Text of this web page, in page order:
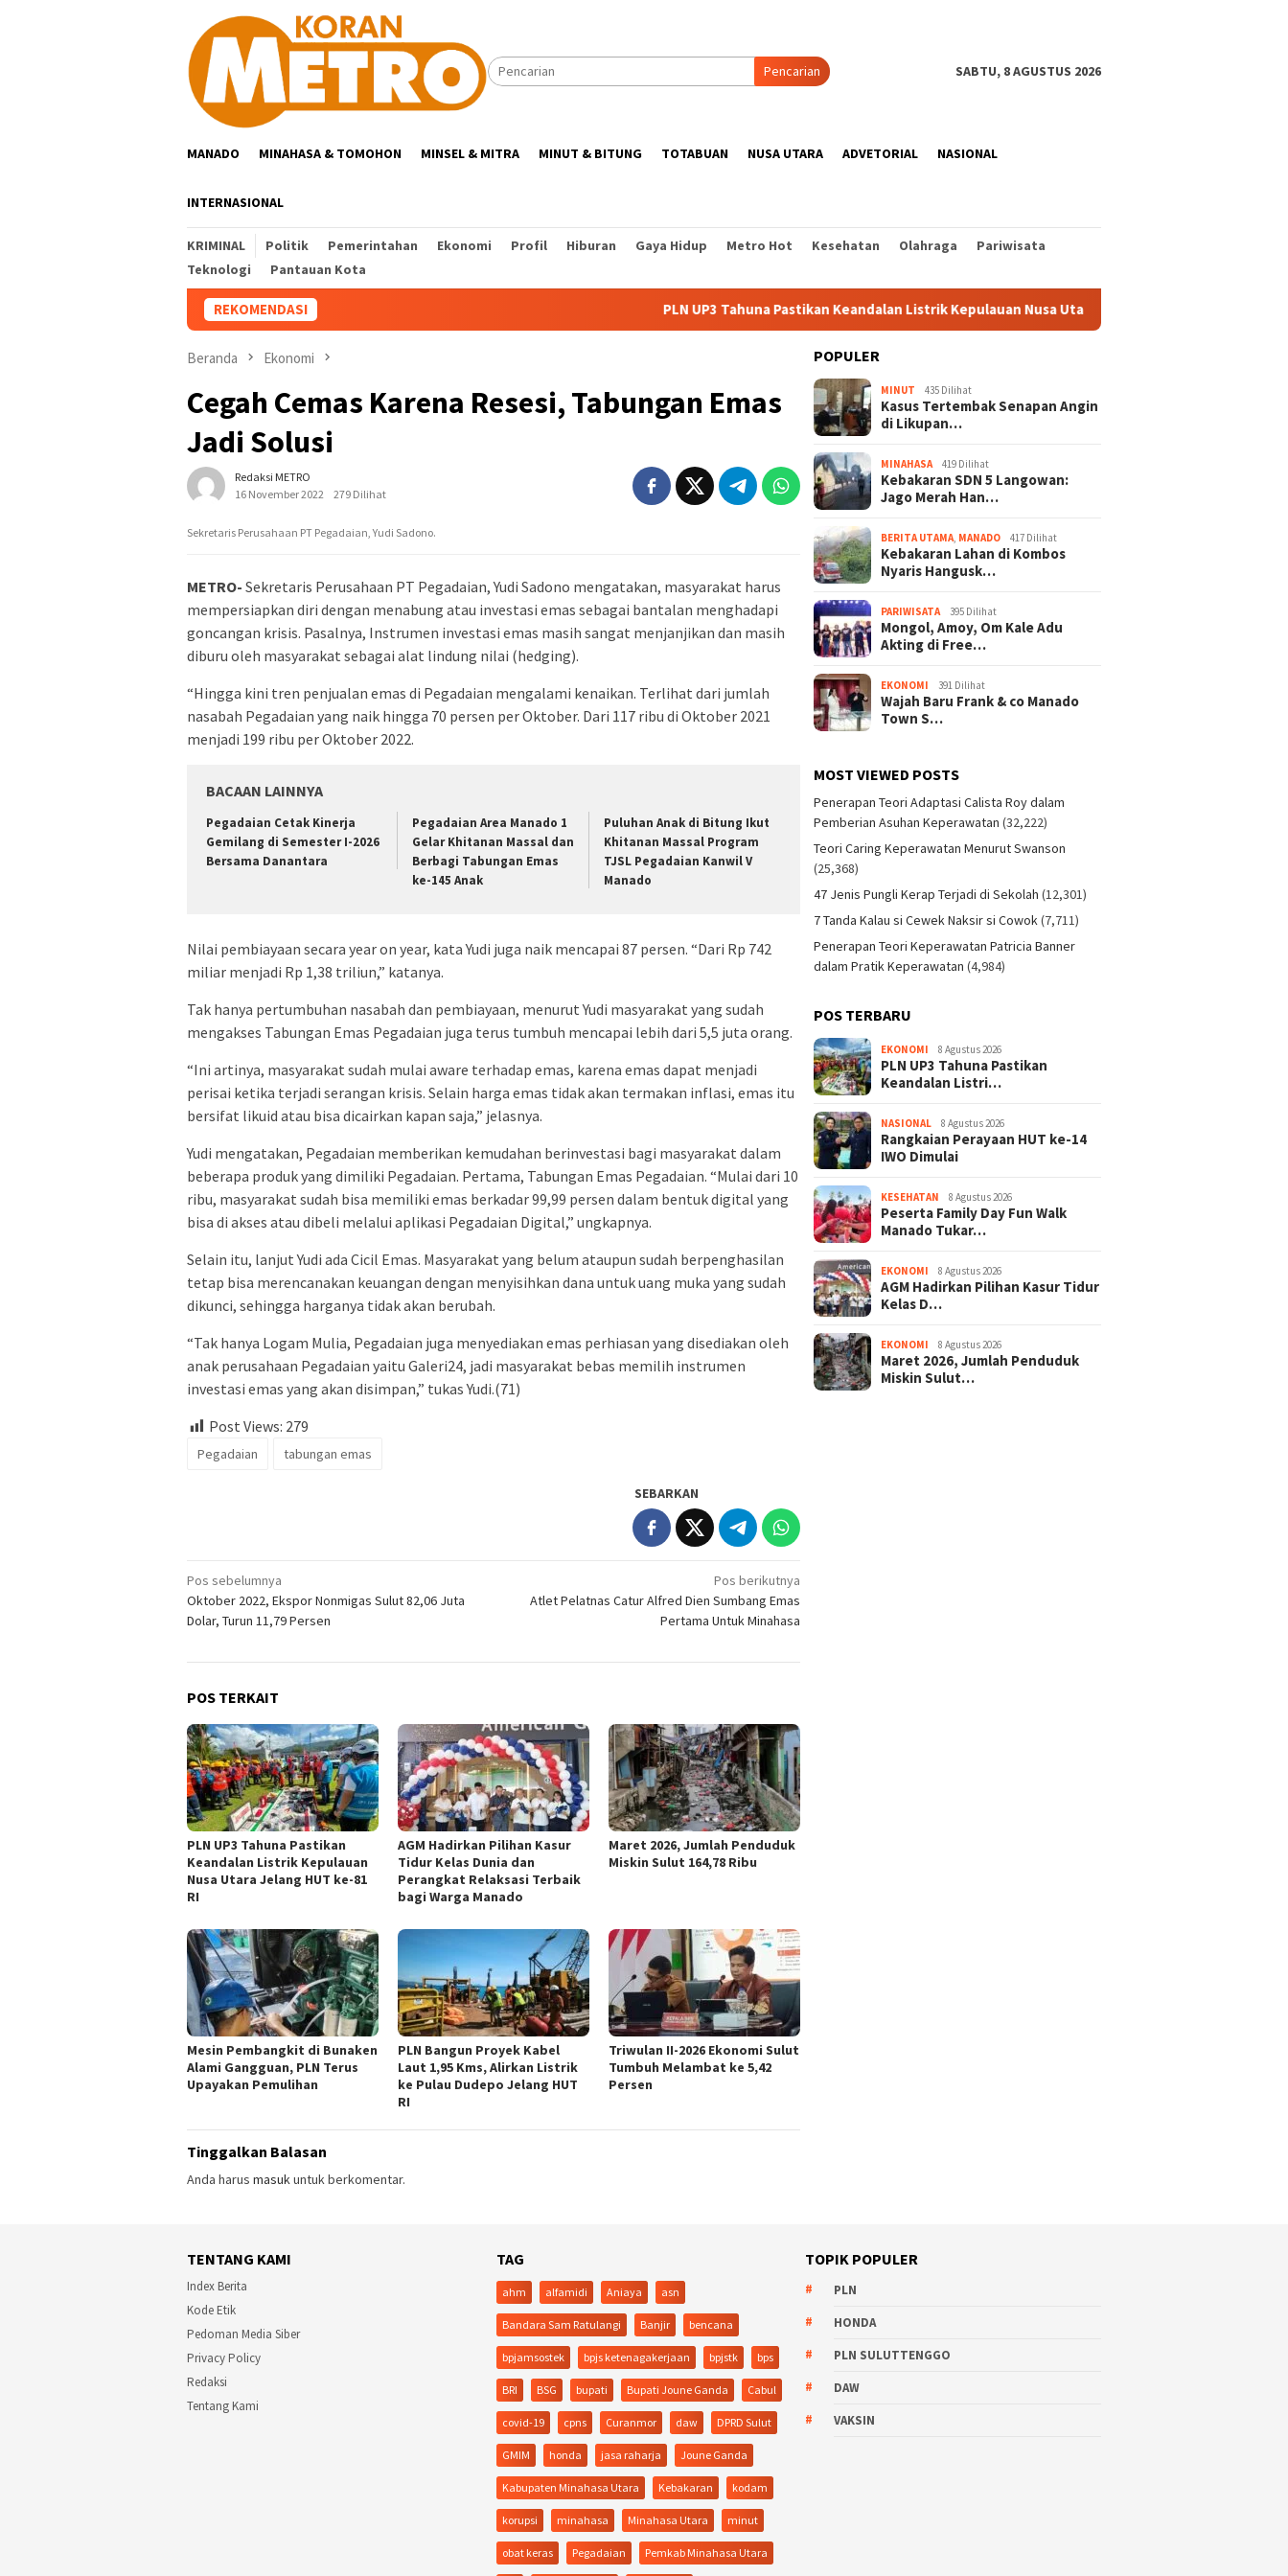
Pencarian
SABTU, 8 AGUSTUS 2026
MANADO MINAHASA & TOMOHON MINSEL & MITRA MINUT & BITUNG TOTABUAN NUSA UTARA ADVETORIAL NASIONAL
INTERNASIONAL
KRIMINAL Politik Pemerintahan Ekonomi Profil Hiburan Gaya Hidup Metro Hot Kesehatan Olahraga
Pariwisata
Teknologi
Pantauan Kota
REKOMENDASI PLN UP3 Tahuna Pastikan Keandalan Listrik Kepulauan Nusa Utara Jelang HUT ke-81 RI
Beranda Ekonomi
Cegah Cemas Karena Resesi, Tabungan Emas
Jadi Solusi
Redaksi METRO
16 November 2022
279 Dilihat
Sekretaris Perusahaan PT Pegadaian, Yudi Sadono.
METRO- Sekretaris Perusahaan PT Pegadaian, Yudi Sadono mengatakan, masyarakat harus
mempersiapkan diri dengan menabung atau investasi emas sebagai bantalan menghadapi
goncangan krisis. Pasalnya, Instrumen investasi emas masih sangat menjanjikan dan masih
diburu oleh masyarakat sebagai alat lindung nilai (hedging).
“Hingga kini tren penjualan emas di Pegadaian mengalami kenaikan. Terlihat dari jumlah
nasabah Pegadaian yang naik hingga 70 persen per Oktober. Dari 117 ribu di Oktober 2021
menjadi 199 ribu per Oktober 2022.
BACAAN LAINNYA
Pegadaian Cetak Kinerja
Gemilang di Semester I-2026
Bersama Danantara
Pegadaian Area Manado 1
Gelar Khitanan Massal dan
Berbagi Tabungan Emas
ke-145 Anak
Puluhan Anak di Bitung Ikut
Khitanan Massal Program
TJSL Pegadaian Kanwil V
Manado
Nilai pembiayaan secara year on year, kata Yudi juga naik mencapai 87 persen. “Dari Rp 742
miliar menjadi Rp 1,38 triliun,” katanya.
Tak hanya pertumbuhan nasabah dan pembiayaan, menurut Yudi masyarakat yang sudah
mengakses Tabungan Emas Pegadaian juga terus tumbuh mencapai lebih dari 5,5 juta orang.
“Ini artinya, masyarakat sudah mulai aware terhadap emas, karena emas dapat menjadi
perisai ketika terjadi serangan krisis. Selain harga emas tidak akan termakan inflasi, emas itu
bersifat likuid atau bisa dicairkan kapan saja,” jelasnya.
Yudi mengatakan, Pegadaian memberikan kemudahan berinvestasi bagi masyarakat dalam
beberapa produk yang dimiliki Pegadaian. Pertama, Tabungan Emas Pegadaian. “Mulai dari 10
ribu, masyarakat sudah bisa memiliki emas berkadar 99,99 persen dalam bentuk digital yang
bisa di akses atau dibeli melalui aplikasi Pegadaian Digital,” ungkapnya.
Selain itu, lanjut Yudi ada Cicil Emas. Masyarakat yang belum ataupun sudah berpenghasilan
tetap bisa merencanakan keuangan dengan menyisihkan dana untuk uang muka yang sudah
dikunci, sehingga harganya tidak akan berubah.
“Tak hanya Logam Mulia, Pegadaian juga menyediakan emas perhiasan yang disediakan oleh
anak perusahaan Pegadaian yaitu Galeri24, jadi masyarakat bebas memilih instrumen
investasi emas yang akan disimpan,” tukas Yudi.(71)
Post Views: 279
Pegadaian tabungan emas
SEBARKAN
Navigasi
pos
Pos sebelumnya
Oktober 2022, Ekspor Nonmigas Sulut 82,06 Juta
Dolar, Turun 11,79 Persen
Pos berikutnya
Atlet Pelatnas Catur Alfred Dien Sumbang Emas
Pertama Untuk Minahasa
POS TERKAIT
PLN UP3 Tahuna Pastikan
Keandalan Listrik Kepulauan
Nusa Utara Jelang HUT ke-81
RI
AGM Hadirkan Pilihan Kasur
Tidur Kelas Dunia dan
Perangkat Relaksasi Terbaik
bagi Warga Manado
Maret 2026, Jumlah Penduduk
Miskin Sulut 164,78 Ribu
Mesin Pembangkit di Bunaken
Alami Gangguan, PLN Terus
Upayakan Pemulihan
PLN Bangun Proyek Kabel
Laut 1,95 Kms, Alirkan Listrik
ke Pulau Dudepo Jelang HUT
RI
Triwulan II-2026 Ekonomi Sulut
Tumbuh Melambat ke 5,42
Persen
Tinggalkan Balasan
Anda harus masukuntuk berkomentar.
POPULER
MINUT 435 Dilihat
Kasus Tertembak Senapan Angin
di Likupan…
MINAHASA 419 Dilihat
Kebakaran SDN 5 Langowan:
Jago Merah Han…
BERITA UTAMA, MANADO 417 Dilihat
Kebakaran Lahan di Kombos
Nyaris Hangusk…
PARIWISATA 395 Dilihat
Mongol, Amoy, Om Kale Adu
Akting di Free…
EKONOMI 391 Dilihat
Wajah Baru Frank & co Manado
Town S…
MOST VIEWED POSTS
Penerapan Teori Adaptasi Calista Roy dalam
Pemberian Asuhan Keperawatan (32,222)
Teori Caring Keperawatan Menurut Swanson
(25,368)
47 Jenis Pungli Kerap Terjadi di Sekolah (12,301)
7 Tanda Kalau si Cewek Naksir si Cowok(7,711)
Penerapan Teori Keperawatan Patricia Banner
dalam Pratik Keperawatan (4,984)
POS TERBARU
EKONOMI 8 Agustus 2026
PLN UP3 Tahuna Pastikan
Keandalan Listri…
NASIONAL 8 Agustus 2026
Rangkaian Perayaan HUT ke-14
IWO Dimulai
KESEHATAN 8 Agustus 2026
Peserta Family Day Fun Walk
Manado Tukar…
EKONOMI 8 Agustus 2026
AGM Hadirkan Pilihan Kasur Tidur
Kelas D…
EKONOMI 8 Agustus 2026
Maret 2026, Jumlah Penduduk
Miskin Sulut…
TENTANG KAMI
Index Berita
Kode Etik
Pedoman Media Siber
Privacy Policy
Redaksi
Tentang Kami
TAG
ahm alfamidi Aniaya asn
Bandara Sam Ratulangi Banjir bencana
bpjamsostek bpjs ketenagakerjaan bpjstk bps
BRI BSG bupati Bupati Joune Ganda Cabul
covid-19 cpns Curanmor daw DPRD Sulut
GMIM honda jasa raharja Joune Ganda
Kabupaten Minahasa Utara Kebakaran kodam
korupsi minahasa Minahasa Utara minut
obat keras Pegadaian Pemkab Minahasa Utara
TOPIK POPULER
PLN
HONDA
PLN SULUTTENGGO
DAW
VAKSIN